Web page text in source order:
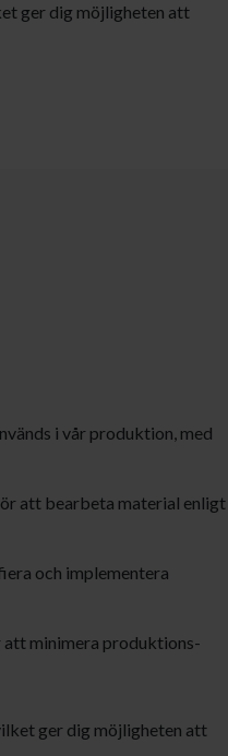
ger dig möjligheten att
i vår produktion, med
att bearbeta material enligt
och implementera
minimera produktions­
ger dig möjligheten att